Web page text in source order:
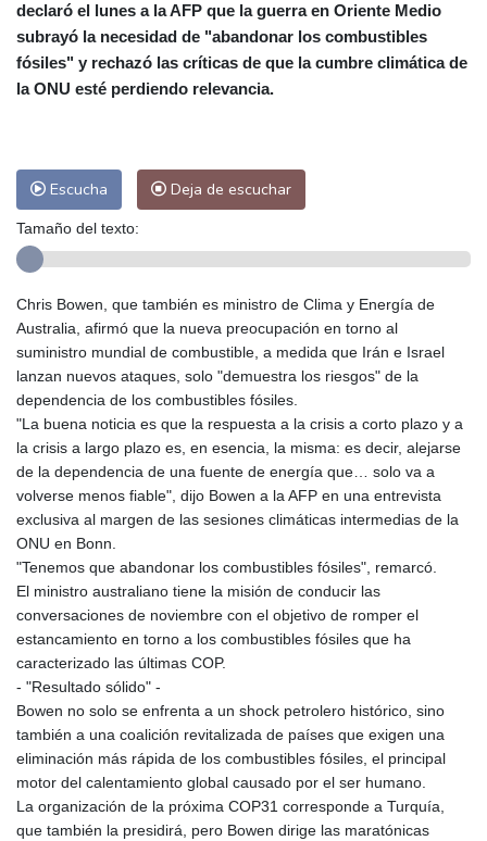
Ibiza
28 °C Buenos Aires
10 °C
Caracas
27 °C Managua
29 °C
San José
30 °C
declaró el lunes a la AFP que la guerra en Oriente Medio
subrayó la necesidad de "abandonar los combustibles
fósiles" y rechazó las críticas de que la cumbre climática de
la ONU esté perdiendo relevancia.
Escucha Deja de escuchar
Tamaño del texto:
Chris Bowen, que también es ministro de Clima y Energía de
Australia, afirmó que la nueva preocupación en torno al
suministro mundial de combustible, a medida que Irán e Israel
lanzan nuevos ataques, solo "demuestra los riesgos" de la
dependencia de los combustibles fósiles.
"La buena noticia es que la respuesta a la crisis a corto plazo y a
la crisis a largo plazo es, en esencia, la misma: es decir, alejarse
de la dependencia de una fuente de energía que… solo va a
volverse menos fiable", dijo Bowen a la AFP en una entrevista
exclusiva al margen de las sesiones climáticas intermedias de la
ONU en Bonn.
"Tenemos que abandonar los combustibles fósiles", remarcó.
El ministro australiano tiene la misión de conducir las
conversaciones de noviembre con el objetivo de romper el
estancamiento en torno a los combustibles fósiles que ha
caracterizado las últimas COP.
- "Resultado sólido" -
Bowen no solo se enfrenta a un shock petrolero histórico, sino
también a una coalición revitalizada de países que exigen una
eliminación más rápida de los combustibles fósiles, el principal
motor del calentamiento global causado por el ser humano.
La organización de la próxima COP31 corresponde a Turquía,
que también la presidirá, pero Bowen dirige las maratónicas